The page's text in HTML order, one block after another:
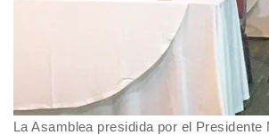
La Asamblea presidida por el Presidente